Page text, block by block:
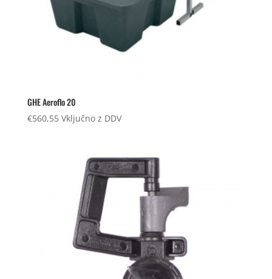
GHE Aeroflo 20
€560,55 Vključno z DDV